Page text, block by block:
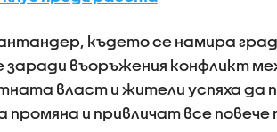
където се намира
въоръжения конфликт
власт и жители успяха да
промяна и привличат все